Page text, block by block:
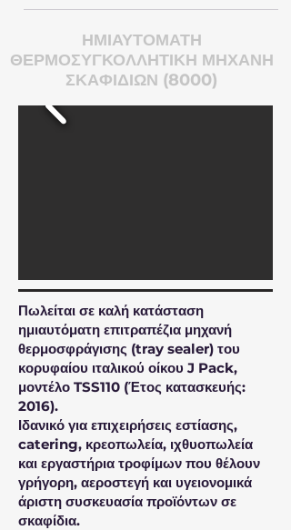
ΗΜΙΑΥΤΟΜΑΤΗ
ΘΕΡΜΟΣΥΓΚΟΛΛΗΤΙΚΗ ΜΗΧΑΝΗ
ΣΚΑΦΙΔΙΩΝ (8000)
Πωλείται σε καλή κατάσταση
ημιαυτόματη επιτραπέζια μηχανή
θερμοσφράγισης (tray sealer) του
κορυφαίου ιταλικού οίκου J Pack,
μοντέλο TSS110 (Έτος κατασκευής:
2016).
Ιδανικό για επιχειρήσεις εστίασης,
catering, κρεοπωλεία, ιχθυοπωλεία
και εργαστήρια τροφίμων που θέλουν
γρήγορη, αεροστεγή και υγειονομικά
άριστη συσκευασία προϊόντων σε
σκαφίδια.